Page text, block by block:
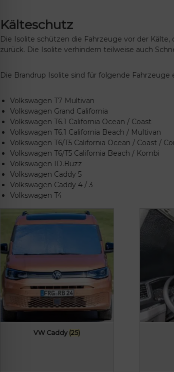
Kälteschutz
Die Isolite schützen die Fahrzeuge vor der
zurück. Die Isolite verhindern teilweise auch
Die Brandrup Isolite sind für folgende Fahrzeuge
Volkswagen T7 Multivan
Volkswagen Grand California
Volkswagen T6.1 California Ocean / Coast
Volkswagen T6.1 California Beach / Multivan
Volkswagen T6/T5 California Ocean / Coast /
Volkswagen T6/T5 California Beach / Kombi
Volkswagen ID.Buzz
Volkswagen Caddy 5
Volkswagen Caddy 4 / 3
Volkswagen T4
VW Caddy (25)